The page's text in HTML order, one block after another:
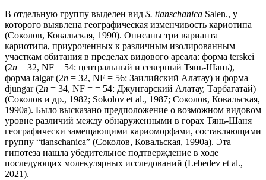
В отдельную группу выделен вид S. tianschanica Salen., у
которого выявлена географическая изменчивость кариотипа
(Соколов, Ковальская, 1990). Описаны три варианта
кариотипа, приуроченных к различным изолированным
участкам обитания в пределах видового ареала: форма terskei
(2n = 32, NF = 54: центральный и северный Тянь-Шань),
форма talgar (2n = 32, NF = 56: Заилийский Алатау) и форма
djungar (2n = 34, NF = = 54: Джунгарский Алатау, Тарбагатай)
(Соколов и др., 1982; Sokolov et al., 1987; Соколов, Ковальская,
1990а). Было высказано предположение о возможном видовом
уровне различий между обнаруженными в горах Тянь-Шаня
географически замещающими кариоморфами, составляющими
группу “tianschanica” (Соколов, Ковальская, 1990а). Эта
гипотеза нашла убедительное подтверждение в ходе
последующих молекулярных исследований (Lebedev et al.,
2021).